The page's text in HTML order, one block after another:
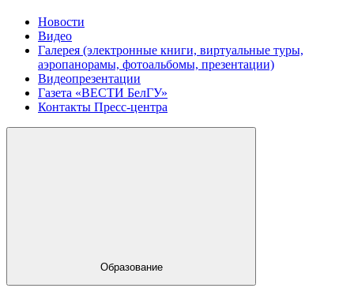
Новости
Видео
Галерея (электронные книги, виртуальные туры,
аэропанорамы, фотоальбомы, презентации)
Видеопрезентации
Газета «ВЕСТИ БелГУ»
Контакты Пресс-центра
Образование